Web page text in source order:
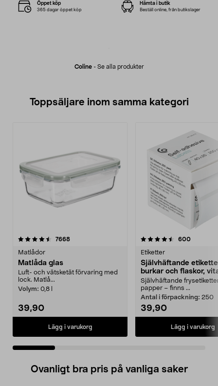
Coline- Se alla produkter
Öppet köp
365 dagar öppet köp
Hämta i butik
Beställ online, från butikslager
Toppsäljare inom samma kategori
7668recensioner
Matlådor
Matlåda glas
Luft- och vätsketät förvaring med
lock. Matlå...
Volym: 0,8 l
39,90
Lägg i varukorg
4.5 av 5 stjärnor 600
Etiketter
Självhäftande
burkar och flaskor,
Självhäftande
papper – finns ...
Antal i förpackning: 250
39,90
Lägg i varukorg
4.5 av 5 stjärnor
Ovanligt bra pris på vanliga saker